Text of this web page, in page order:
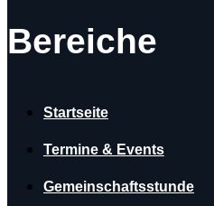
Bereiche
Startseite
Termine & Events
Gemeinschaftsstunde